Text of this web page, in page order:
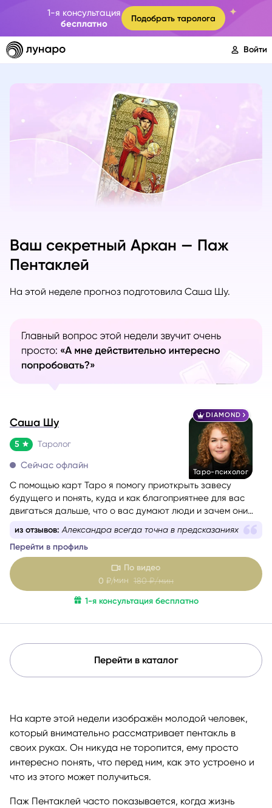
1-я консультация
бесплатно
Подобрать таролога
Войти
Ваш секретный Аркан — Паж
Пентаклей
На этой неделе прогноз подготовила Саша Шу.
DIAMOND
Таро-психолог
Саша Шу
5 Таролог
Сейчас офлайн
С помощью карт Таро я помогу приоткрыть завесу
будущего и понять, куда и как благоприятнее для вас
двигаться дальше, что о вас думают люди и зачем они
из отзывов: Александра всегда точна в предсказаниях
Перейти в профиль
По видео
0 ₽/мин180 ₽/мин
1-я консультация бесплатно
Перейти в каталог
На карте этой недели изображён молодой человек,
который внимательно рассматривает пентакль в
своих руках. Он никуда не торопится, ему просто
интересно понять, что перед ним, как это устроено и
что из этого может получиться.
Паж Пентаклей часто показывается, когда жизнь